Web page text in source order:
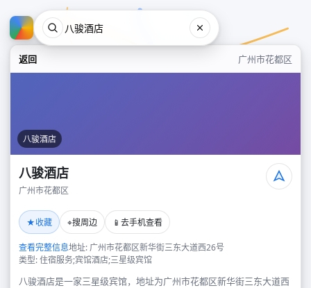
返回 广州市花都区
八骏酒店
八骏酒店
广州市花都区
★收藏 ⌖搜周边 📱 去手机查看
查看完整信息地址: 广州市花都区新华街三东大道西26号
类型: 住宿服务;宾馆酒店;三星级宾馆
八骏酒店是一家三星级宾馆，地址为广州市花都区新华街三东大道西